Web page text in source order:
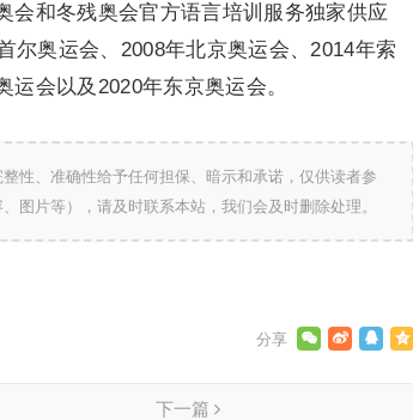
会和冬残奥会官方语言培训服务独家供应
尔奥运会、2008年北京奥运会、2014年索
会以及2020年东京奥运会。
性、准确性给予任何担保、暗示和承诺，仅供读者参
图片等），请及时联系本站，我们会及时删除处理。
下一篇